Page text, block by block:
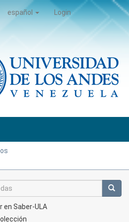
español Login
en Saber-ULA